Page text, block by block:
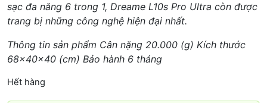
sạc đa năng 6 trong 1, Dreame L10s Pro Ultra còn được
trang bị những công nghệ hiện đại nhất.
Thông tin sản phẩm Cân nặng 20.000 (g) Kích thước
68x40x40 (cm) Bảo hành 6 tháng
Hết hàng